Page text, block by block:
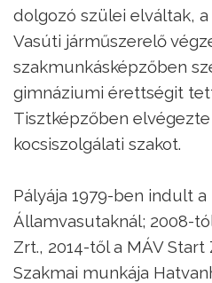
dolgozó szülei elváltak,
Vasúti járműszerelő
szakmunkásképzőben
gimnáziumi érettségit
Tisztképzőben
kocsiszolgálati szakot.
Pályája 1979-ben indult a
Államvasutaknál; 2008-
Zrt., 2014-től a MÁV Start
Szakmai munkája